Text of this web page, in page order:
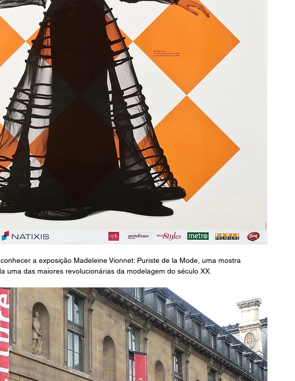
a exposição Madeleine Vionnet: Puriste de la Mode, uma mostra
uma das maiores revolucionárias da modelagem do século XX.